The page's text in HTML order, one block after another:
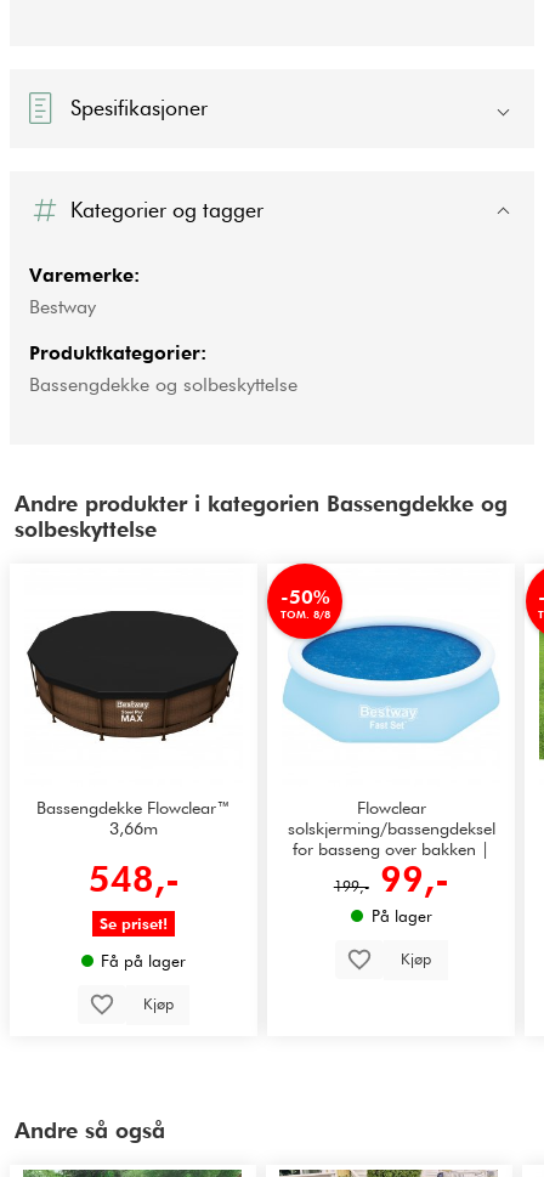
Spesifikasjoner
Kategorier og tagger
Varemerke:
Bestway
Produktkategorier:
Bassengdekke og solbeskyttelse
Andre produkter i kategorien Bassengdekke og
solbeskyttelse
Bassengdekke Flowclear™
3,66m
548,-
Se priset!
Få på lager
Kjøp
-50%
TOM. 8/8
Flowclear
solskjerming/bassengdeksel
for basseng over bakken |
2,44m
199,- 99,-
På lager
Kjøp
Andre så også